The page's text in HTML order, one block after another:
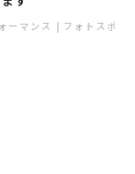
ーマンス フォトスポッ